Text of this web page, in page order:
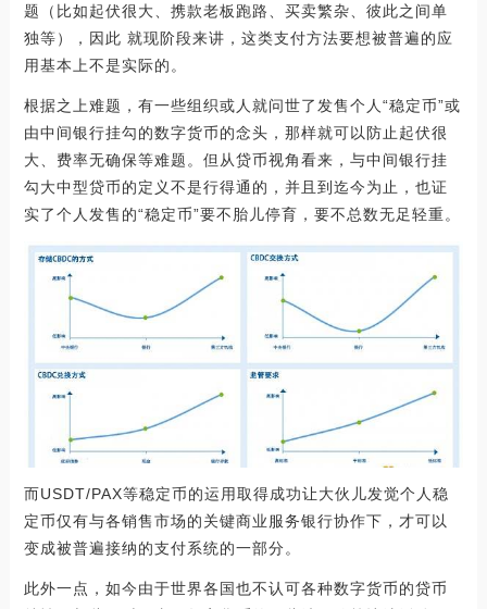
题（比如起伏很大、携款老板跑路、买卖繁杂、彼此之间单
独等），因此 就现阶段来讲，这类支付方法要想被普遍的应
用基本上不是实际的。
根据之上难题，有一些组织或人就问世了发售个人“稳定币”或
由中间银行挂勾的数字货币的念头，那样就可以防止起伏很
大、费率无确保等难题。但从贷币视角看来，与中间银行挂
勾大中型贷币的定义不是行得通的，并且到迄今为止，也证
实了个人发售的“稳定币”要不胎儿停育，要不总数无足轻重。
而USDT/PAX等稳定币的运用取得成功让大伙儿发觉个人稳
定币仅有与各销售市场的关键商业服务银行协作下，才可以
变成被普遍接纳的支付系统的一部分。
此外一点，如今由于世界各国也不认可各种数字货币的贷币